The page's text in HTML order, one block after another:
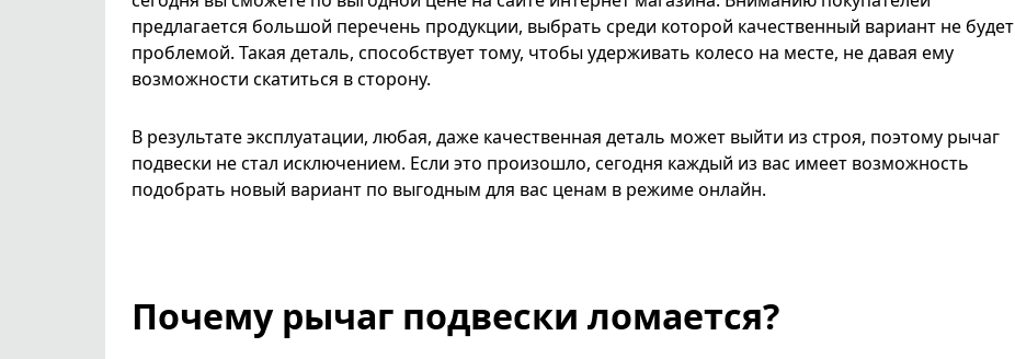
предлагается большой перечень продукции, выбрать среди которой качественный вариант не будет
проблемой. Такая деталь, способствует тому, чтобы удерживать колесо на месте, не давая ему
возможности скатиться в сторону.
В результате эксплуатации, любая, даже качественная деталь может выйти из строя, поэтому рычаг
подвески не стал исключением. Если это произошло, сегодня каждый из вас имеет возможность
подобрать новый вариант по выгодным для вас ценам в режиме онлайн.
Почему рычаг подвески ломается?